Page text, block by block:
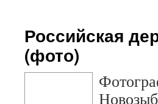
Российская
(фото)